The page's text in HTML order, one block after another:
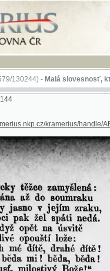
-Malá slovesnosť, kterou za
kramerius/handle/ABA001/